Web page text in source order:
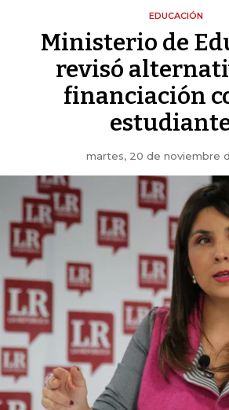
EDUCACIÓN
Ministerio de
revisó
financiación
martes, 20 de noviembre